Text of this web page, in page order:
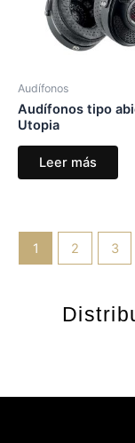
Audífonos
Audífonos tipo
Utopia
Leer más
1 2 3